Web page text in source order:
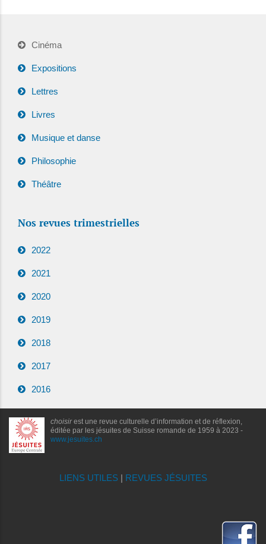
Cinéma
Expositions
Lettres
Livres
Musique et danse
Philosophie
Théâtre
Nos revues trimestrielles
2022
2021
2020
2019
2018
2017
2016
choisirest une revue culturelle d’information et de réflexion,
éditée par les jésuites de Suisse romande de 1959 à 2023 -
www.jesuites.ch
LIENS UTILES| REVUES JÉSUITES